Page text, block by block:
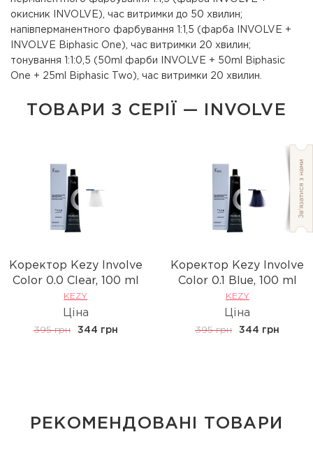
окисник INVOLVE), час витримки до 50 хвилин;
напівперманентного фарбування 1:1,5 (фарба INVOLVE +
INVOLVE Biphasic One), час витримки 20 хвилин;
тонування 1:1:0,5 (50ml фарби INVOLVE + 50ml Biphasic
One + 25ml Biphasic Two), час витримки 20 хвилин.
ТОВАРИ З СЕРІЇ — INVOLVE
Коректор Kezy Involve
Сolor 0.0 Clear, 100 ml
KEZY
Ціна
395 грн 344 грн
Коректор Kezy Involve
Сolor 0.1 Blue, 100 ml
KEZY
Ціна
395 грн 344 грн
РЕКОМЕНДОВАНІ ТОВАРИ